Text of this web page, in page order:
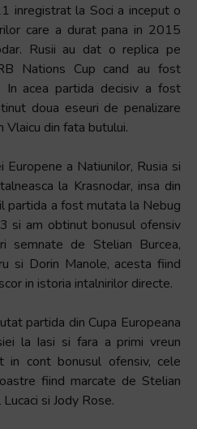
inregistrat la Soci a inceput o
care a durat pana in 2015
Rusii au dat o replica pe
Nations Cup cand au fost
acea partida decisiv a fost
doua eseuri de penalizare
Vlaicu din fata butului.
a Natiunilor, Rusia si
la Krasnodar, insa din
partida a fost mutata la Nebug
si am obtinut bonusul ofensiv
semnate de Stelian Burcea,
si Dorin Manole, acesta fiind
in istoria intalnirilor directe.
partida din Cupa Europeana
la Iasi si fara a primi vreun
in cont bonusul ofensiv, cele
fiind marcate de Stelian
si Jody Rose.